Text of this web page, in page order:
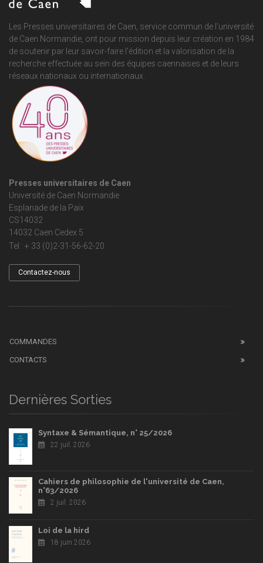
Les Presses universitaires de Caen, service commun de l'université
de Caen Normandie, ont pour mission depuis leur création en 1984
de soutenir par leur savoir-faire l'édition et la valorisation de la
recherche effectuée au sein des équipes caennaises et de leurs
réseaux nationaux ou internationaux.
Presses universitaires de Caen
Université de Caen Normandie
Esplanade de la Paix
CS14032
14032 Caen Cedex 5
Tel : + 33 (0)2-31-56-62-20
Contactez-nous
COMMANDES
CONTACTS
Dernières Sorties
Syntaxe & Sémantique, n° 25/2026
22 juil. 2026
Cahiers de philosophie de l'université de Caen,
n°63/2026
2 juil. 2026
Loi de la hird
18 juin 2026